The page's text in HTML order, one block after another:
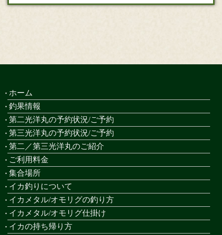
ホーム
釣果情報
第二光洋丸の予約状況/ご予約
第三光洋丸の予約状況/ご予約
第二／第三光洋丸のご紹介
ご利用料金
集合場所
イカ釣りについて
イカメタル/オモリグの釣り方
イカメタル/オモリグ仕掛け
イカの持ち帰り方